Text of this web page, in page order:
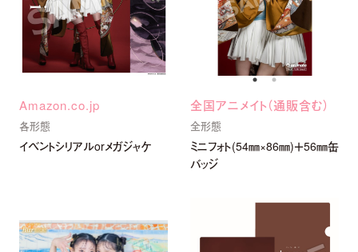
Amazon.co.jp
各形態
イベントシリアルorメガジャケ
全国アニメイト（通販含む）
全形態
ミニフォト(54㎜×86㎜)＋56㎜缶
バッジ